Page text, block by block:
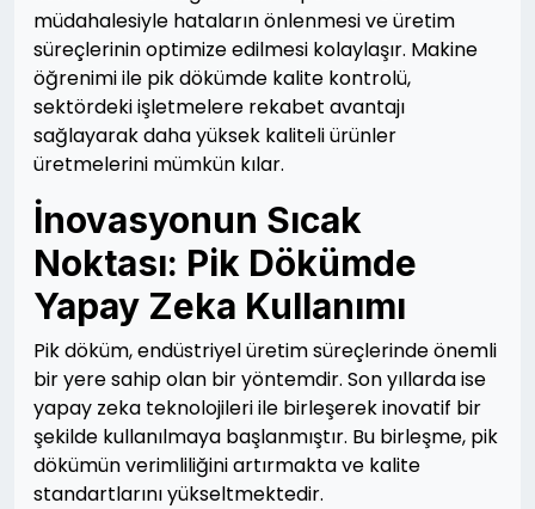
müdahalesiyle hataların önlenmesi ve üretim
süreçlerinin optimize edilmesi kolaylaşır. Makine
öğrenimi ile pik dökümde kalite kontrolü,
sektördeki işletmelere rekabet avantajı
sağlayarak daha yüksek kaliteli ürünler
üretmelerini mümkün kılar.
İnovasyonun Sıcak
Noktası: Pik Dökümde
Yapay Zeka Kullanımı
Pik döküm, endüstriyel üretim süreçlerinde önemli
bir yere sahip olan bir yöntemdir. Son yıllarda ise
yapay zeka teknolojileri ile birleşerek inovatif bir
şekilde kullanılmaya başlanmıştır. Bu birleşme, pik
dökümün verimliliğini artırmakta ve kalite
standartlarını yükseltmektedir.